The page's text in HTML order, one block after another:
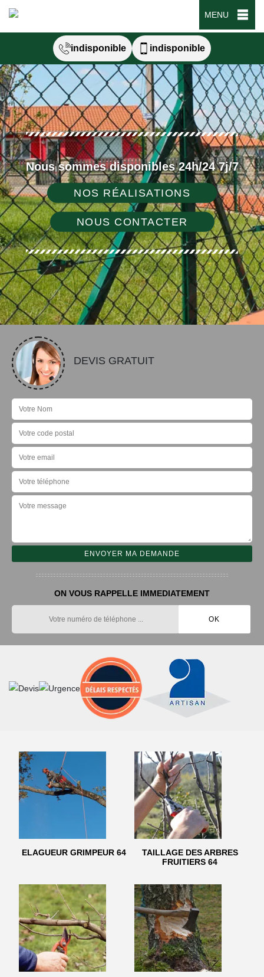
MENU
indisponible indisponible
Nous sommes disponibles 24h/24 7j/7
NOS RÉALISATIONS
NOUS CONTACTER
DEVIS GRATUIT
ON VOUS RAPPELLE IMMEDIATEMENT
ELAGUEUR GRIMPEUR 64
TAILLAGE DES ARBRES
FRUITIERS 64